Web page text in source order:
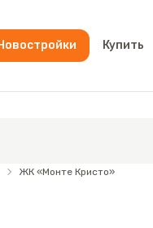
Купить
ЖК «Монте Кристо»